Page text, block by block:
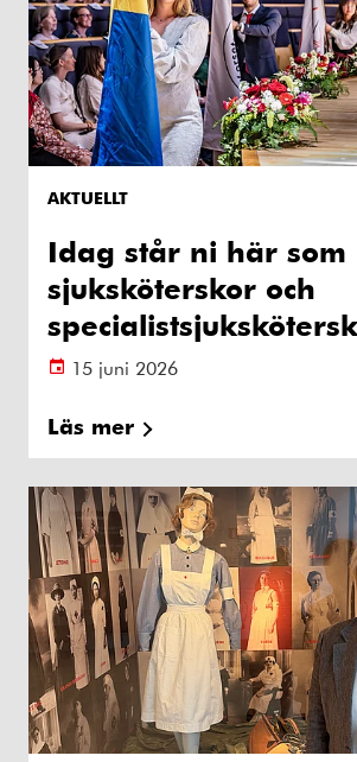
AKTUELLT
Idag står ni här som
sjuksköterskor och
15 juni 2026
Läs mer